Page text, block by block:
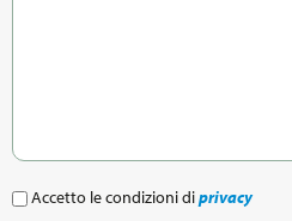
Accetto le condizioni diprivacy